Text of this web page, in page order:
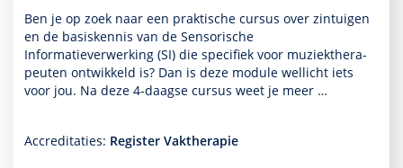
Ben je op zoek naar een prak­tische cursus over zintuigen
en de basis­kennis van de Sensorische
Informatieverwerking (SI) die specifiek voor muziekthera­
peuten ontwik­keld is? Dan is deze module wellicht iets
voor jou. Na deze 4-daagse cursus weet je meer …
Accreditaties: Register Vaktherapie